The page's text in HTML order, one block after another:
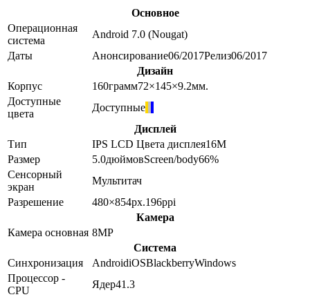
Основное
Операционная
система
Android 7.0 (Nougat)
Даты
Анонсирование06/2017Релиз06/2017
Дизайн
Корпус
160грамм72×145×9.2мм.
Доступные
цвета
Доступные
Дисплей
Тип
IPS LCD Цвета дисплея16M
Размер
5.0дюймовScreen/body66%
Сенсорный
экран
Мультитач
Разрешение
480×854px.196ppi
Камера
Камера основная 8MP
Система
Синхронизация
AndroidiOSBlackberryWindows
Процессор -
CPU
Ядер41.3